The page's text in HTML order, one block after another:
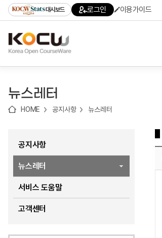
기
기
기
content)
가
대시보드 로그인 이용가이드
뉴스레터
HOME 공지사항 뉴스레터
공지사항
뉴스레터
서비스 도움말
고객센터